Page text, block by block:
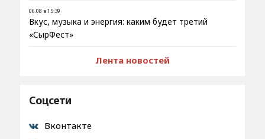
06.08 в 15:39
Вкус, музыка и энергия: каким будет третий
«СырФест»
Лента новостей
Соцсети
Вконтакте